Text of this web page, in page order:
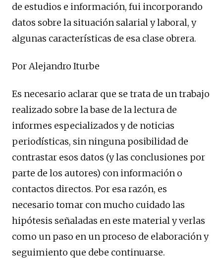
de estudios e información, fui incorporando
datos sobre la situación salarial y laboral, y
algunas características de esa clase obrera.
Por Alejandro Iturbe
Es necesario aclarar que se trata de un trabajo
realizado sobre la base de la lectura de
informes especializados y de noticias
periodísticas, sin ninguna posibilidad de
contrastar esos datos (y las conclusiones por
parte de los autores) con información o
contactos directos. Por esa razón, es
necesario tomar con mucho cuidado las
hipótesis señaladas en este material y verlas
como un paso en un proceso de elaboración y
seguimiento que debe continuarse.